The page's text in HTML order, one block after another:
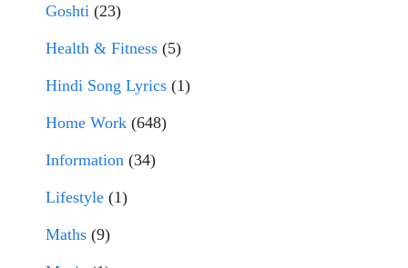
Goshti (23)
Health & Fitness (5)
Hindi Song Lyrics (1)
Home Work (648)
Information (34)
Lifestyle (1)
Maths (9)